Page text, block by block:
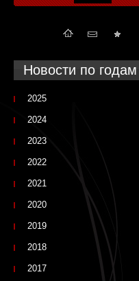
Новости по годам
2025
2024
2023
2022
2021
2020
2019
2018
2017